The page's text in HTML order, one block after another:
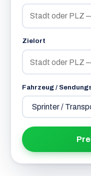
Zielort
Fahrzeug /